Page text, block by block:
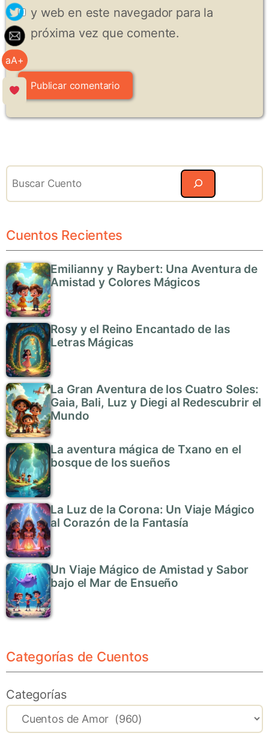
aA+
y web en este navegador para la
próxima vez que comente.
Cuentos Recientes
Emilianny y Raybert: Una Aventura de
Amistad y Colores Mágicos
Rosy y el Reino Encantado de las
Letras Mágicas
La Gran Aventura de los Cuatro Soles:
Gaia, Bali, Luz y Diegi al Redescubrir el
Mundo
La aventura mágica de Txano en el
bosque de los sueños
La Luz de la Corona: Un Viaje Mágico
al Corazón de la Fantasía
Un Viaje Mágico de Amistad y Sabor
bajo el Mar de Ensueño
Categorías de Cuentos
Categorías